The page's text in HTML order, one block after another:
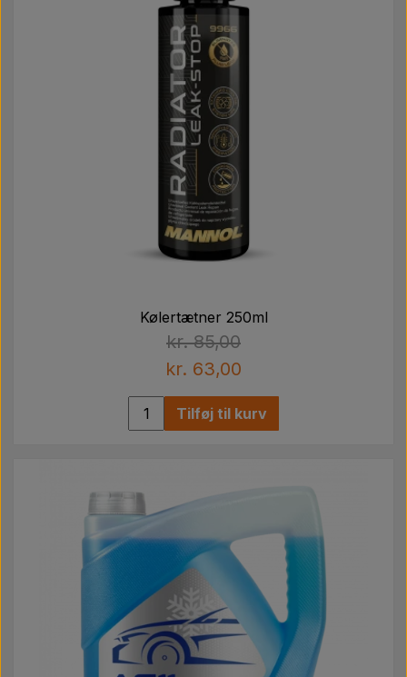
Kølertætner 250ml
kr. 85,00
kr. 63,00
Tilføj til kurv